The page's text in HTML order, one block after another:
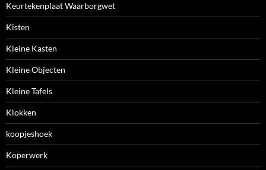
Keurtekenplaat Waarborgwet
Kisten
Kleine Kasten
Kleine Objecten
Kleine Tafels
Klokken
koopjeshoek
Koperwerk